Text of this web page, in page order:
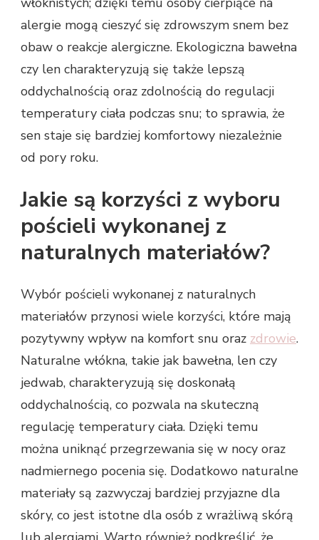
alergie mogą cieszyć się zdrowszym snem bez
obaw o reakcje alergiczne. Ekologiczna bawełna
czy len charakteryzują się także lepszą
oddychalnością oraz zdolnością do regulacji
temperatury ciała podczas snu; to sprawia, że
sen staje się bardziej komfortowy niezależnie
od pory roku.
Jakie są korzyści z wyboru
pościeli wykonanej z
naturalnych materiałów?
Wybór pościeli wykonanej z naturalnych
materiałów przynosi wiele korzyści, które mają
pozytywny wpływ na komfort snu oraz zdrowie.
Naturalne włókna, takie jak bawełna, len czy
jedwab, charakteryzują się doskonałą
oddychalnością, co pozwala na skuteczną
regulację temperatury ciała. Dzięki temu
można uniknąć przegrzewania się w nocy oraz
nadmiernego pocenia się. Dodatkowo naturalne
materiały są zazwyczaj bardziej przyjazne dla
skóry, co jest istotne dla osób z wrażliwą skórą